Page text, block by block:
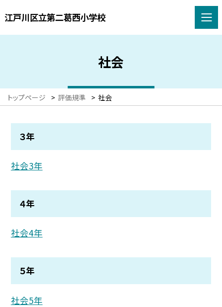
江戸川区立第二葛西小学校
社会
トップページ > 評価規準 > 社会
３年
社会3年
４年
社会4年
５年
社会5年